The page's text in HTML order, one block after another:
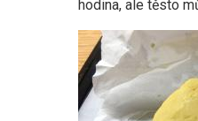
hodina, ale těsto